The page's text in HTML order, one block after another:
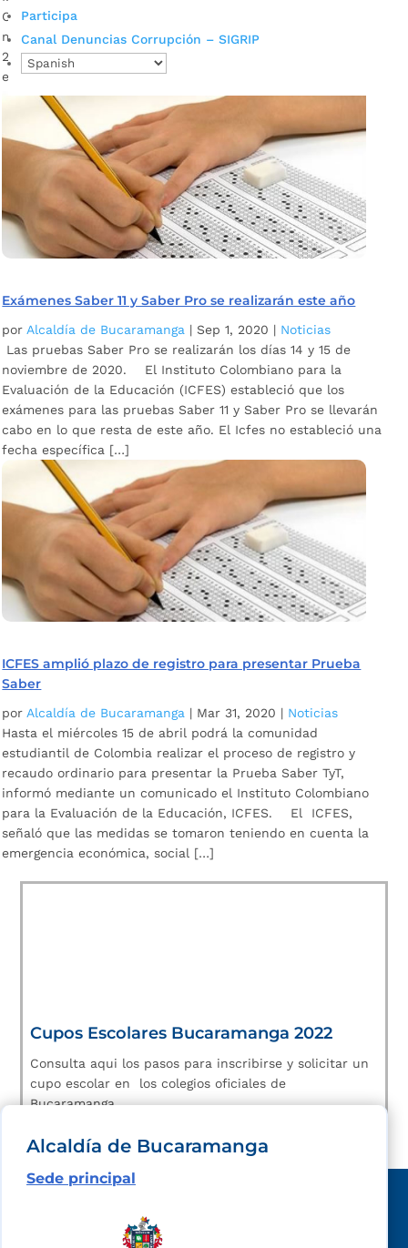
Participa
Canal Denuncias Corrupción – SIGRIP
Colombiano para la Evaluación de la Educación, Icfes,
modificó el cronograma del examen Saber 11 calendario A
2020 y estableció como nuevas fechas de presentación de
estas pruebas del Estado, los días […]
Exámenes Saber 11 y Saber Pro se realizarán este año
porAlcaldía de Bucaramanga | Sep 1, 2020 | Noticias
Las pruebas Saber Pro se realizarán los días 14 y 15 de
noviembre de 2020. El Instituto Colombiano para la
Evaluación de la Educación (ICFES) estableció que los
exámenes para las pruebas Saber 11 y Saber Pro se llevarán
cabo en lo que resta de este año. El Icfes no estableció una
fecha específica […]
ICFES amplió plazo de registro para presentar Prueba
Saber
por Alcaldía de Bucaramanga | Mar 31, 2020 | Noticias
Hasta el miércoles 15 de abril podrá la comunidad
estudiantil de Colombia realizar el proceso de registro y
recaudo ordinario para presentar la Prueba Saber TyT,
informó mediante un comunicado el Instituto Colombiano
para la Evaluación de la Educación, ICFES. El ICFES,
señaló que las medidas se tomaron teniendo en cuenta la
emergencia económica, social […]
Cupos Escolares Bucaramanga 2022
Consulta aqui los pasos para inscribirse y solicitar un
cupo escolar en los colegios oficiales de
Bucaramanga.
Alcaldía de Bucaramanga
Sede principal